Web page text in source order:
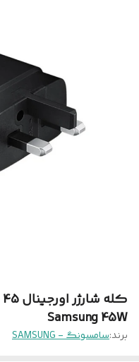
Samsung 45W
برند:سامسونگ - SAMSUNG